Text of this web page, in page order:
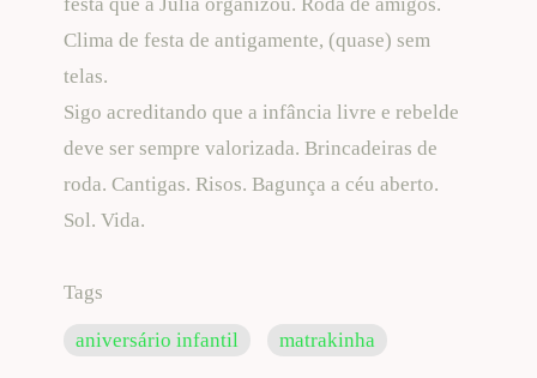
festa que a Julia organizou. Roda de amigos.
Clima de festa de antigamente, (quase) sem
telas.
Sigo acreditando que a infância livre e rebelde
deve ser sempre valorizada. Brincadeiras de
roda. Cantigas. Risos. Bagunça a céu aberto.
Sol. Vida.
Tags
aniversário infantil matrakinha